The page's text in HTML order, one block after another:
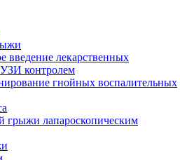
введение лекарственных
контролем
гнойных воспалительных
грыжи лапароскопическим